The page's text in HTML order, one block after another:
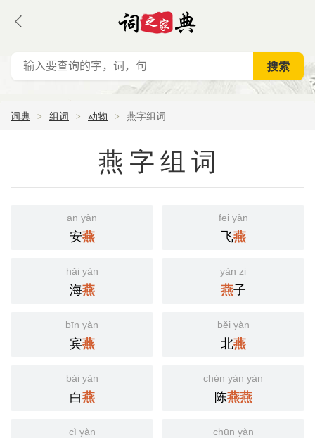
词典 组词 动物 燕字组词
燕字组词
ān yàn
安燕
fēi yàn
飞燕
hǎi yàn
海燕
yàn zi
燕子
bīn yàn
宾燕
běi yàn
北燕
bái yàn
白燕
chén yàn yàn
陈燕燕
cì yàn chūn yàn